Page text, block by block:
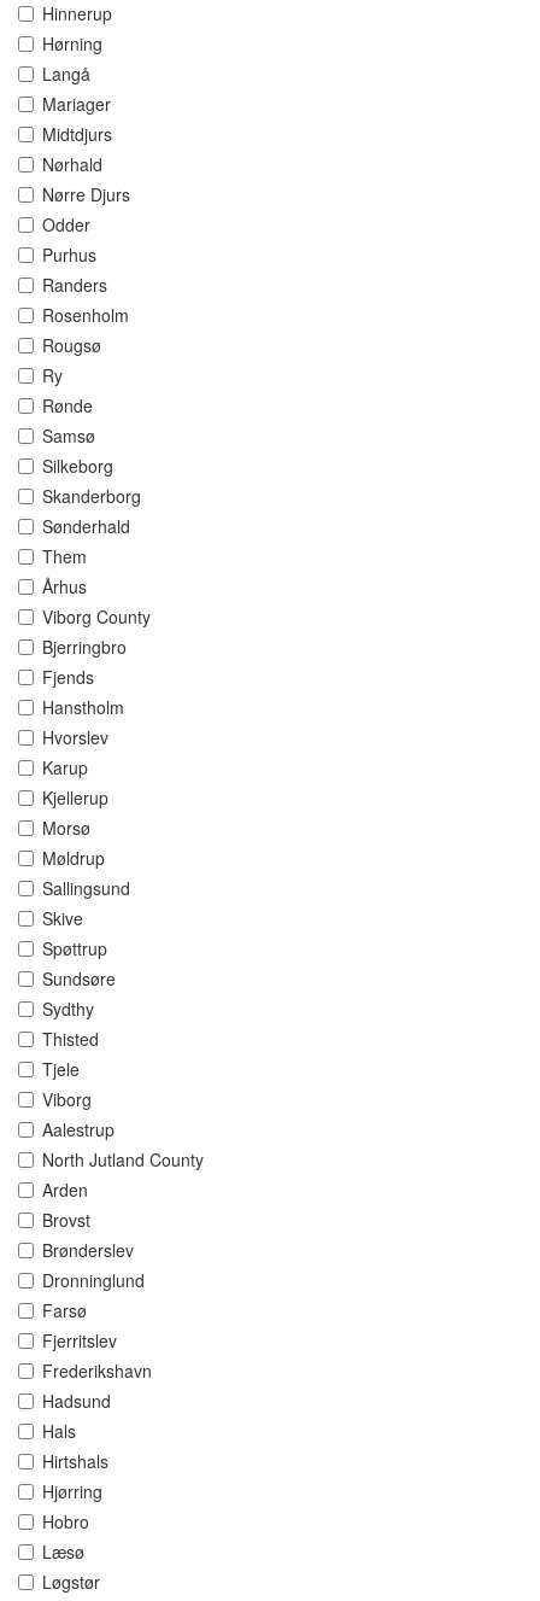
Hinnerup
Hørning
Langå
Mariager
Midtdjurs
Nørhald
Nørre Djurs
Odder
Purhus
Randers
Rosenholm
Rougsø
Ry
Rønde
Samsø
Silkeborg
Skanderborg
Sønderhald
Them
Århus
Viborg County
Bjerringbro
Fjends
Hanstholm
Hvorslev
Karup
Kjellerup
Morsø
Møldrup
Sallingsund
Skive
Spøttrup
Sundsøre
Sydthy
Thisted
Tjele
Viborg
Aalestrup
North Jutland County
Arden
Brovst
Brønderslev
Dronninglund
Farsø
Fjerritslev
Frederikshavn
Hadsund
Hals
Hirtshals
Hjørring
Hobro
Læsø
Løgstør